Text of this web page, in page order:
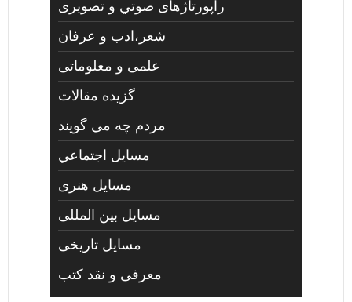
راپورتاژهای صوتي و تصويری
شعر،ادب و عرفان
علمی و معلوماتی
گزیده مقالات
مردم چه مي گويند
مسايل اجتماعي
مسايل هنری
مسایل بین المللی
مسایل تاریخی
معرفی و نقد کتب